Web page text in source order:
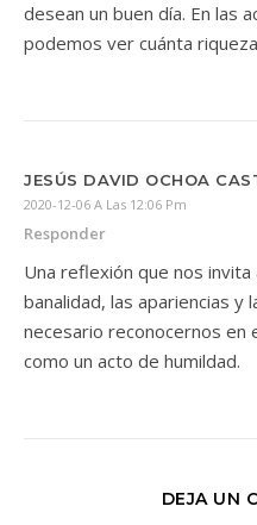
desean un buen día. En las
podemos ver cuánta
JESÚS DAVID OCHOA
2020-12-06 A Las 12:06 Pm
Responder
Una reflexión que nos
banalidad, las apariencias y
necesario reconocernos
como un acto de humildad.
DEJA UN